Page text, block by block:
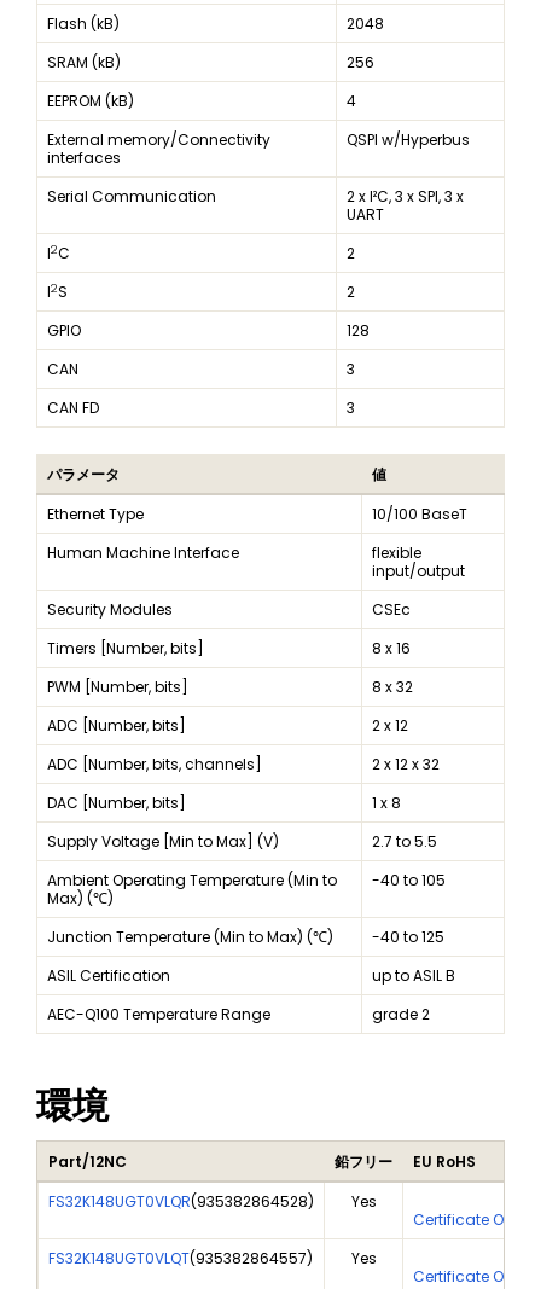
Flash (kB)
2048
SRAM (kB)
256
EEPROM (kB)
4
External memory/Connectivity
interfaces
QSPI w/Hyperbus
Serial Communication
2 x I²C, 3 x SPI, 3 x
UART
I2C
2
I2S
2
GPIO
128
CAN
3
CAN FD
3
パラメータ
値
Ethernet Type
10/100 BaseT
Human Machine Interface
flexible
input/output
Security Modules
CSEc
Timers [Number, bits]
8 x 16
PWM [Number, bits]
8 x 32
ADC [Number, bits]
2 x 12
ADC [Number, bits, channels]
2 x 12 x 32
DAC [Number, bits]
1 x 8
Supply Voltage [Min to Max] (V)
2.7 to 5.5
Ambient Operating Temperature (Min to
Max) (℃)
-40 to 105
Junction Temperature (Min to Max) (℃)
-40 to 125
ASIL Certification
up to ASIL B
AEC-Q100 Temperature Range
grade 2
環境
Part/12NC 鉛フリー
EU RoHS
FS32K148UGT0VLQR(935382864528) Yes
Certificate Of
FS32K148UGT0VLQT(935382864557) Yes
Certificate Of